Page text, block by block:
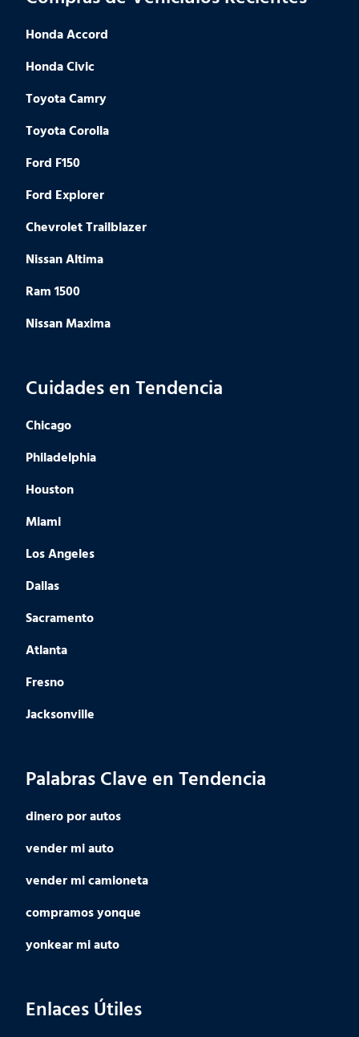
Honda Accord
Honda Civic
Toyota Camry
Toyota Corolla
Ford F150
Ford Explorer
Chevrolet Trailblazer
Nissan Altima
Ram 1500
Nissan Maxima
Cuidades en Tendencia
Chicago
Philadelphia
Houston
Miami
Los Angeles
Dallas
Sacramento
Atlanta
Fresno
Jacksonville
Palabras Clave en Tendencia
dinero por autos
vender mi auto
vender mi camioneta
compramos yonque
yonkear mi auto
Enlaces Útiles